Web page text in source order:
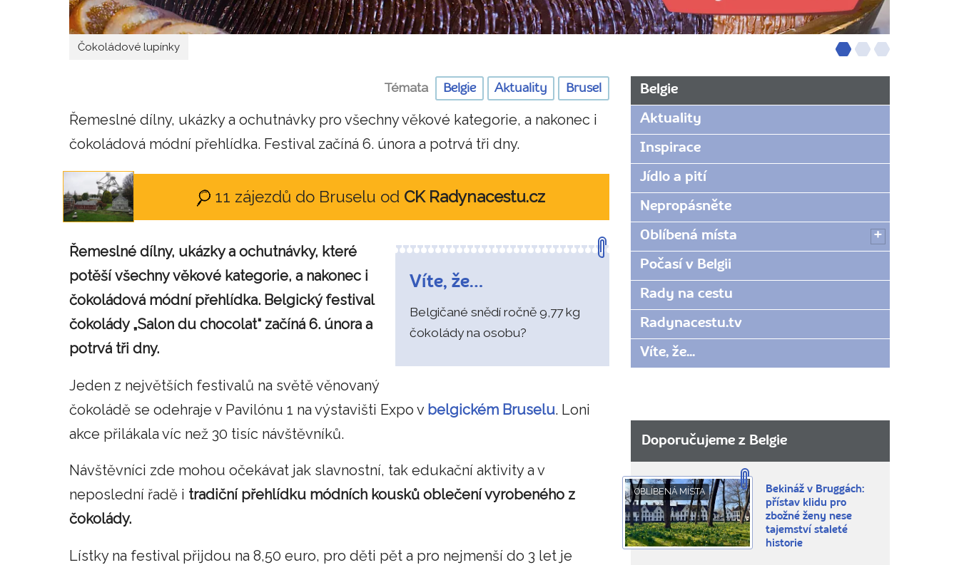
Čokoládové lupínky
Témata Belgie Aktuality Brusel
Řemeslné dílny, ukázky a ochutnávky pro všechny věkové kategorie, a nakonec i
čokoládová módní přehlídka. Festival začíná 6. února a potrvá tři dny.
11 zájezdů do Bruselu od CK Radynacestu.cz
Víte, že…
Belgičané snědí ročně 9,77 kg
čokolády na osobu?
Řemeslné dílny, ukázky a ochutnávky, které
potěší všechnyvěkové kategorie, a nakonec i
čokoládová módní přehlídka. Belgický festival
čokolády „Salon du chocolat“ začíná 6. února a
potrvá tři dny.
Jeden z největších festivalů na světě věnovaný
čokoládě se odehraje v Pavilónu 1 na výstavišti Expo v belgickém Bruselu. Loni
akce přilákala víc než 30 tisíc návštěvníků.
Návštěvníci zde mohou očekávat jak slavnostní, tak edukační aktivity a v
neposlední řadě i tradiční přehlídku módních kousků oblečení vyrobeného z
čokolády.
Lístky na festival přijdou na 8,50 euro, pro děti pět a pro nejmenší do 3 let je
Belgie
Aktuality
Inspirace
Jídlo a pití
Nepropásněte
Oblíbená místa
Počasí v Belgii
Rady na cestu
Radynacestu.tv
Víte, že...
Doporučujeme z Belgie
OBLÍBENÁ MÍSTA
Bekináž v Bruggách:
přístav klidu pro
zbožné ženy nese
tajemství staleté
historie